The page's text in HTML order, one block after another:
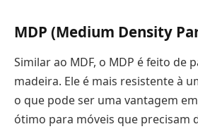
MDP (Medium Density
Similar ao MDF, o MDP é feito de
madeira. Ele é mais resistente à
o que pode ser uma vantagem
ótimo para móveis que precisam